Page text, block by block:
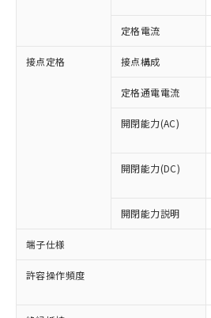
定格電流
接点定格 接点構成
定格通電電流
開閉能力(AC)
開閉能力(DC)
開閉能力説明
端子仕様
許容操作頻度
ご利用条件
以下の条件をお読みいただ
ご利用ください。
本サービスは、当社
商品の当社在庫状況
(税抜)を提供させてい
当社制御機器事業取
ことをご了承ください
在庫状況および標準
記載している更新日
タに基づき作成され
非含有に対応した製品が提
対応予定：EU RoHS指令
有に対応した製品に切り替
対応予定なし：EU RoHS指
非含有に非対応の商品で、
定はありません。
調査・確認中：EU RoHS
非含有の対応状況を調査中
非該当品：ライセンス料な
害物質有無と関係のない商
仕入先様の事情により、非
いたものが、含有品と判明
むを得ず変更することがあ
鉛(Pb) 1000ppm以下、 水銀(Hg)
※1 中国RoHS○×表
「○」：最大均質材料含有
基準値以下であることを示
「×」：最大均質材料含有
基準値を超えていることを
「－」：未確認です。当社
い合わせください。
*中国RoHS10物質の基準値 (GB/
当社は、これら貴社
為替および外国貿易
（以下｢規制貨物等」
または国外への提供
国政府の輸出許可(ま